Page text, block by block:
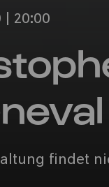
| 20:00
findet